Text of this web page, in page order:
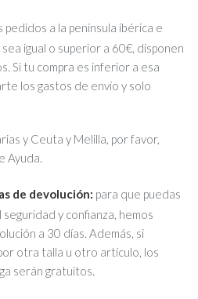
pedidos a la península ibérica e
igual o superior a 60€, disponen
Si tu compra es inferior a esa
los gastos de envío y solo
y Ceuta y Melilla, por favor,
Ayuda.
de devolución: para que puedas
y confianza, hemos
a 30 días. Además, si
otra talla u otro artículo, los
serán gratuitos.